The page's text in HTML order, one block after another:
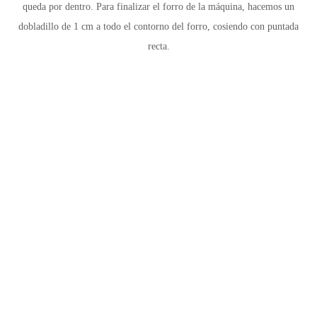
queda por dentro. Para finalizar el forro de la máquina, hacemos un
dobladillo de 1 cm a todo el contorno del forro, cosiendo con puntada
recta.